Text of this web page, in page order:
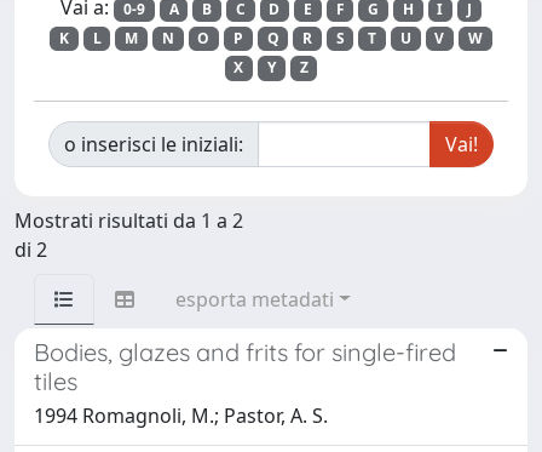
Vai a: 0-9 A B C D E F G H I
J
K
L M N O P Q R S T U V
W
X
Y Z
o inserisci le iniziali:
Mostrati risultati da 1 a 2
di 2
esporta metadati
Bodies, glazes and frits for single-fired
tiles
1994 Romagnoli, M.; Pastor, A. S.